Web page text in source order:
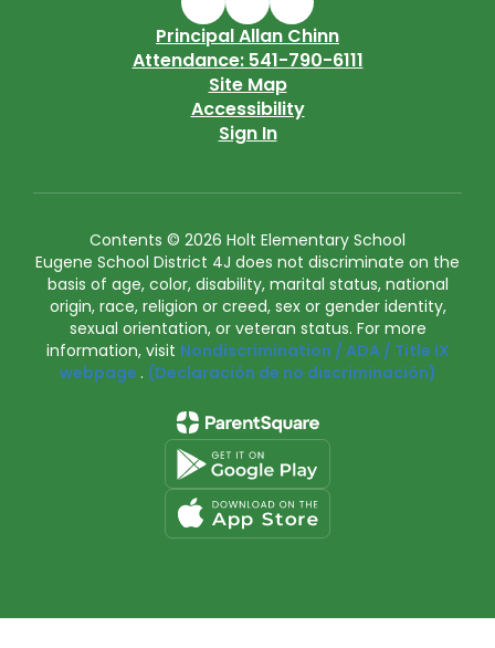
Principal Allan Chinn
Attendance: 541-790-6111
Site Map
Accessibility
Sign In
Contents © 2026 Holt Elementary School
Eugene School District 4J does not discriminate on the
basis of age, color, disability, marital status, national
origin, race, religion or creed, sex or gender identity,
sexual orientation, or veteran status. For more
information, visit Nondiscrimination / ADA / Title IX
webpage . (Declaración de no discriminación)